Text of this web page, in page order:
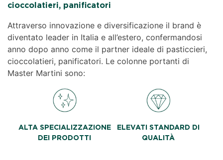
cioccolatieri, panificatori
Attraverso innovazione e diversificazione il brand è
diventato leader in Italia e all’estero, confermandosi
anno dopo anno come il partner ideale di pasticcieri,
cioccolatieri, panificatori. Le colonne portanti di
Master Martini sono:
ALTA SPECIALIZZAZIONE
DEI PRODOTTI
ELEVATI STANDARD DI
QUALITÀ